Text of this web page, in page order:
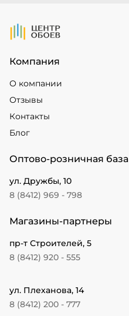
На Главную
Компания
О компании
Отзывы
Контакты
Блог
Оптово-розничная база
ул. Дружбы, 10
8 (8412) 969 - 798
Магазины-партнеры
пр-т Строителей, 5
8 (8412) 920 - 555
ул. Плеханова, 14
8 (8412) 200 - 777